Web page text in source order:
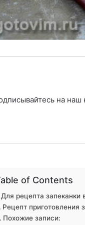
на наш
of Contents
Для рецепта запеканки
Рецепт приготовления
Похожие записи: